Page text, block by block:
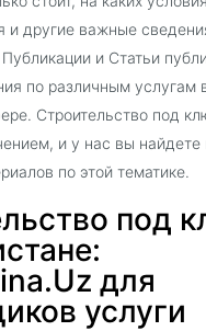
и другие важные
и Статьи
по различным услугам
Строительство под
и у нас вы найдете
по этой тематике.
под
для
услуги